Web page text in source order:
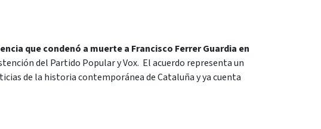
que condenó a muerte a Francisco Ferrer Guardia en
del Partido Popular y Vox. El acuerdo representa un
de la historia contemporánea de Cataluña y ya cuenta